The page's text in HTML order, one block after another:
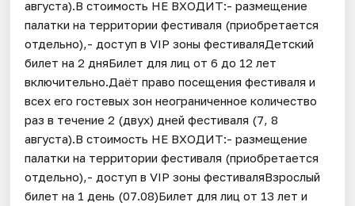
августа).В стоимость НЕ ВХОДИТ:- размещение
палатки на территории фестиваля (приобретается
отдельно),- доступ в VIP зоны фестиваляДетский
билет на 2 дняБилет для лиц от 6 до 12 лет
включительно.Даёт право посещения фестиваля и
всех его гостевых зон неограниченное количество
раз в течение 2 (двух) дней фестиваля (7, 8
августа).В стоимость НЕ ВХОДИТ:- размещение
палатки на территории фестиваля (приобретается
отдельно),- доступ в VIP зоны фестиваляВзрослый
билет на 1 день (07.08)Билет для лиц от 13 лет и